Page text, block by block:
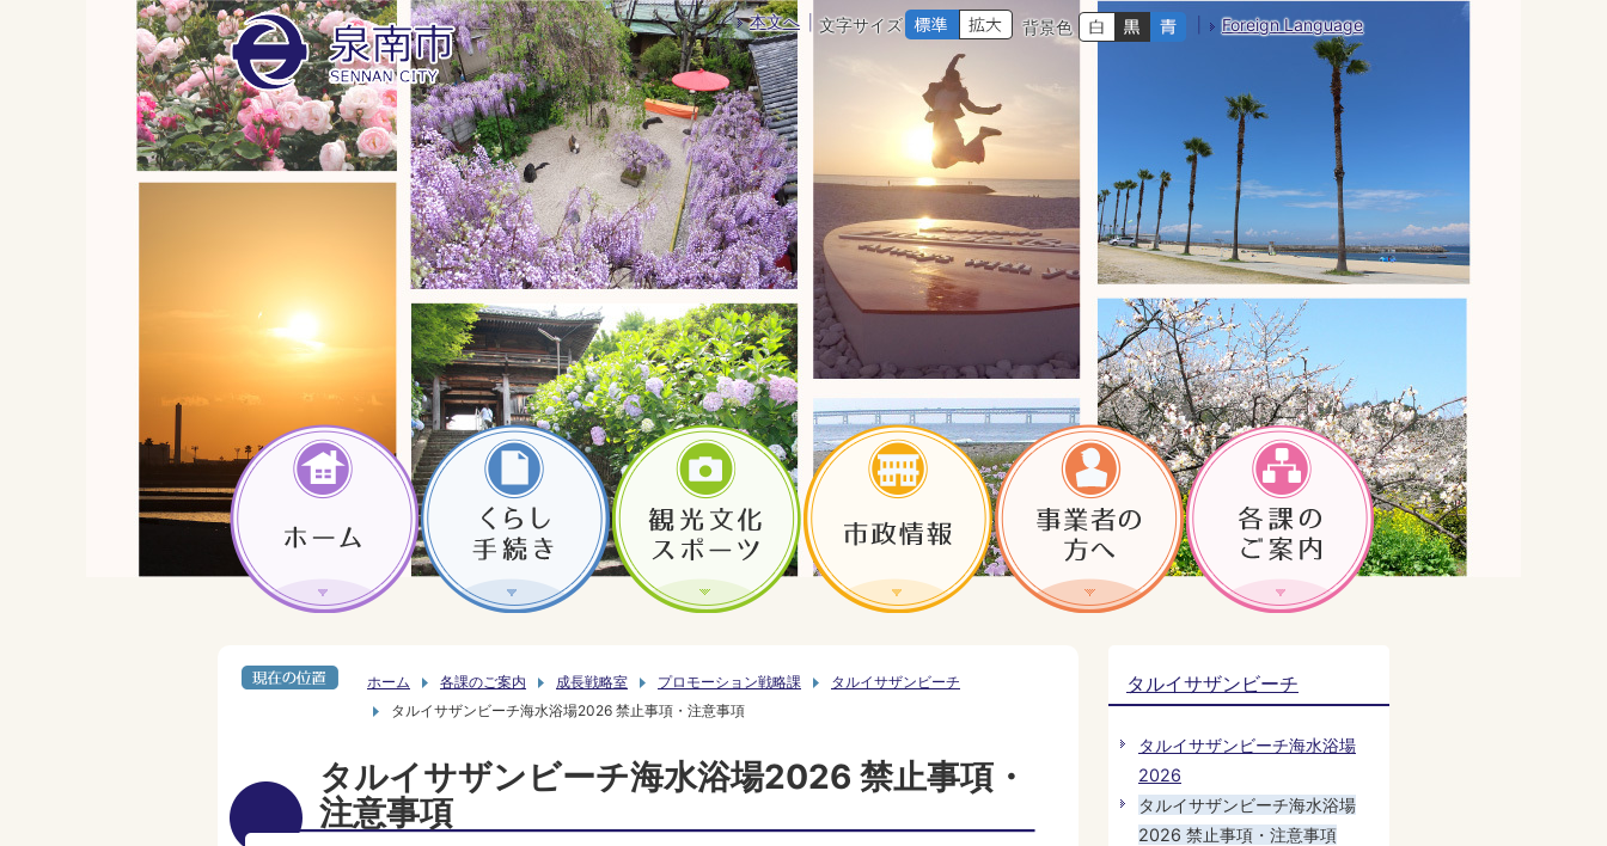
本文へ 文字サイズ 背景色 Foreign Language
ホーム 各課のご案内 成長戦略室 プロモーション戦略課
タルイサザンビーチ
タルイサザンビーチ海水浴場2026 禁止事項・注意事項
タルイサザンビーチ海水浴場2026 禁止事項・
注意事項
タルイサザンビーチ
タルイサザンビーチ海水浴場
2026
タルイサザンビーチ海水浴場
2026 禁止事項・注意事項